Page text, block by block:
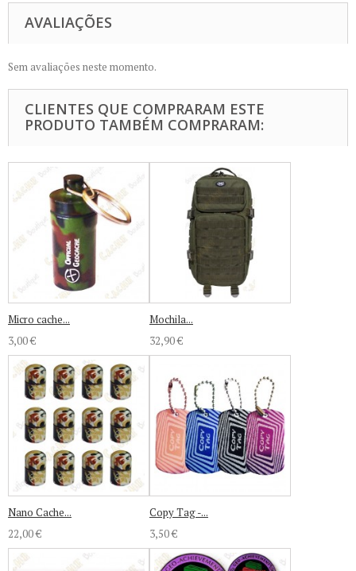
AVALIAÇÕES
Sem avaliações neste momento.
CLIENTES QUE COMPRARAM ESTE
PRODUTO TAMBÉM COMPRARAM:
Micro cache...
3,00 €
Mochila...
32,90 €
Nano Cache...
22,00 €
Copy Tag -...
3,50 €